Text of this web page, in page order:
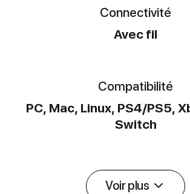
Connectivité
Avec fil
Compatibilité
‎PC, Mac, Linux, PS4/PS5,
Switch
Voir plus